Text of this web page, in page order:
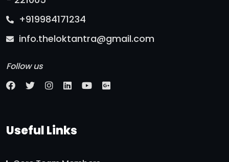
+919984171234
info.theloktantra@gmail.com
Follow us
Useful Links